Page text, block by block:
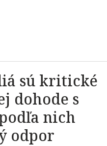
sú kritické
dohode s
nich
odpor